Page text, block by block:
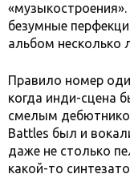
безумные
альбом несколько
Правило номер
когда инди-сцена
смелым
Battles был и
даже не столько
какой-то